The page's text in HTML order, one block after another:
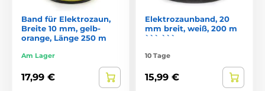
Band für Elektrozaun,
Breite 10 mm, gelb-
orange, Länge 250 m
Am Lager
17,99 €
Elektrozaunband, 20
mm breit, weiß, 200 m
``` ```
10 Tage
15,99 €